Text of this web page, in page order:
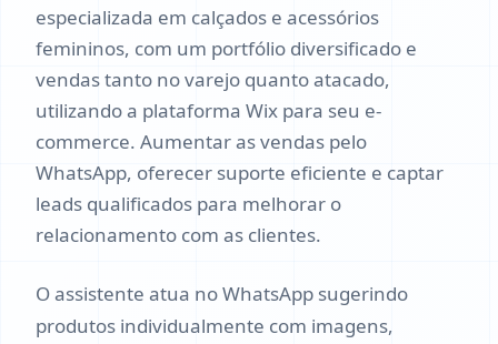
especializada em calçados e acessórios
femininos, com um portfólio diversificado e
vendas tanto no varejo quanto atacado,
utilizando a plataforma Wix para seu e-
commerce. Aumentar as vendas pelo
WhatsApp, oferecer suporte eficiente e captar
leads qualificados para melhorar o
relacionamento com as clientes.
O assistente atua no WhatsApp sugerindo
produtos individualmente com imagens,